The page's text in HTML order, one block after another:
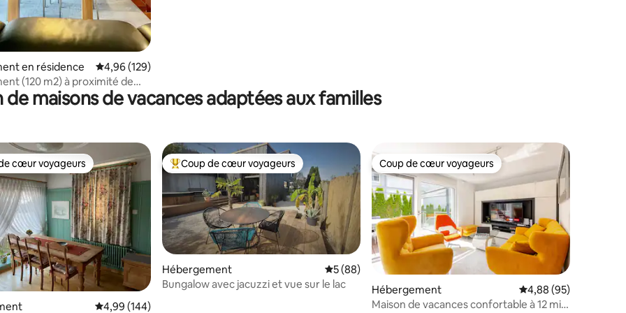
en résidence Évaluation moyenne sur la base de 129 commentaires : 4,96 sur 5
4,96 (129)
(120 m2) à proximité de
de la ville
de maisons de vacances adaptées aux familles
cœur voyageurs les plus appréciés
cœur voyageurs
Évaluation moyenne sur la base de 144 commentaires : 4,99 sur 5
4,99 (144)
Coups de cœur voyageurs les plus appréciés
Coup de cœur voyageurs
Hébergement Évaluation moyenne sur la base de 88 commentaires : 5 sur 5
5 (88)
Bungalow avec jacuzzi et vue sur le lac
Coup de cœur voyageurs
Coup de cœur voyageurs
Hébergement Évaluation moyenne
4,88 (95)
Maison de vacances confortable à 12 min